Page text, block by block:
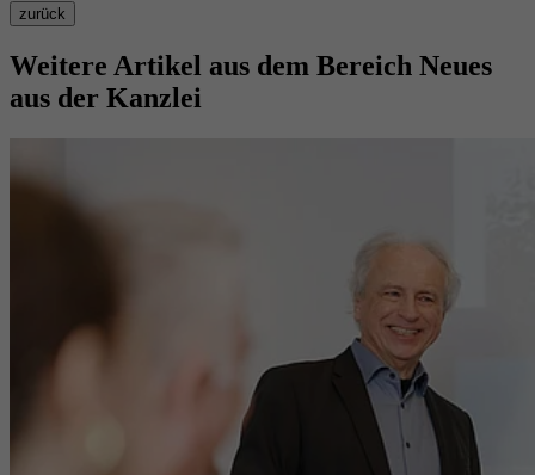
zurück
Weitere Artikel aus dem Bereich Neues
aus der Kanzlei